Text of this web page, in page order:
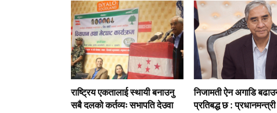
राष्ट्रिय एकतालाई स्थायी बनाउनु
सबै दलको कर्तव्यः सभापति देउवा
निजामती ऐन अगाडि
प्रतिबद्ध छ :